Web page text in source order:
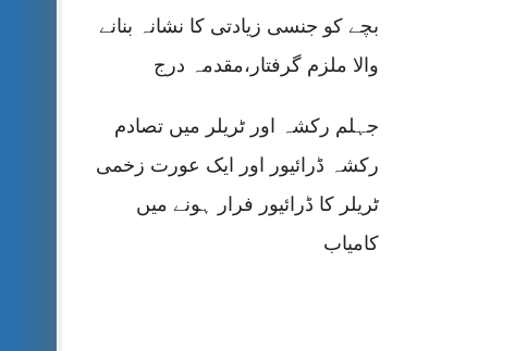
بچے کو جنسی زیادتی کا نشانہ بنانے
والا ملزم گرفتار،مقدمہ درج
جہلم رکشہ اور ٹریلر میں تصادم
رکشہ ڈرائیور اور ایک عورت زخمی
ٹریلر کا ڈرائیور فرار ہونے میں
کامیاب